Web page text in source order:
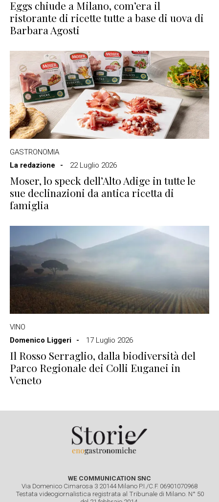
Eggs chiude a Milano, com’era il
ristorante di ricette tutte a base di uova di
Barbara Agosti
GASTRONOMIA
La redazione
22 Luglio 2026
Moser, lo speck dell’Alto Adige in tutte le
sue declinazioni da antica ricetta di
famiglia
VINO
Domenico Liggeri
17 Luglio 2026
Il Rosso Serraglio, dalla biodiversità del
Parco Regionale dei Colli Euganei in
Veneto
WE COMMUNICATION SNC
Via Domenico Cimarosa 3 20144 Milano P.I./C.F. 06901070968
Testata videogiornalistica registrata al Tribunale di Milano. N° 50